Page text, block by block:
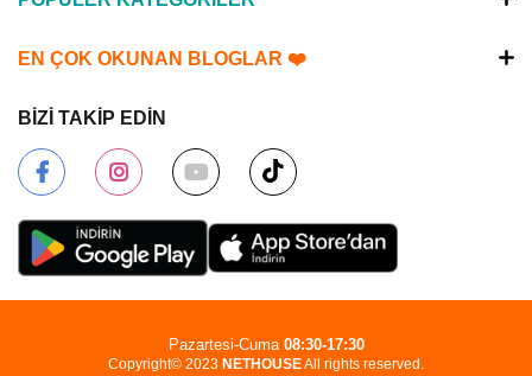
EN ÇOK OKUNAN BLOGLAR ❤️
BİZİ TAKİP EDİN
Copyright© 2023 NETHOUSEAll rights reserved.
Pazartesi-Cuma 08:30-17:30